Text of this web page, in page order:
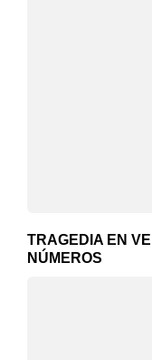
TRAGEDIA EN
NÚMEROS